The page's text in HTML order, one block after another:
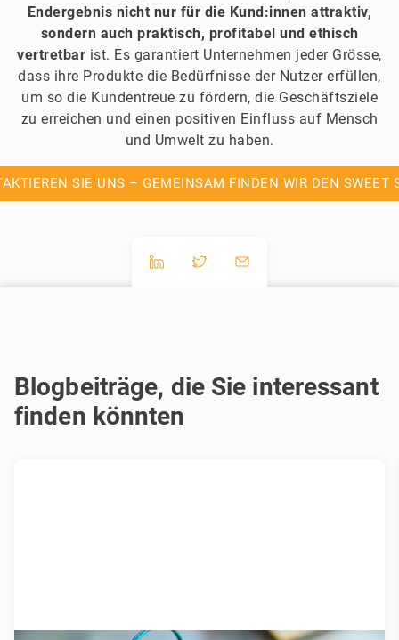
Endergebnis nicht nur für die Kund:innen attraktiv,
sondern auch praktisch, profitabel und ethisch
vertretbar ist. Es garantiert Unternehmen jeder Grösse,
dass ihre Produkte die Bedürfnisse der Nutzer erfüllen,
um so die Kundentreue zu fördern, die Geschäftsziele
zu erreichen und einen positiven Einfluss auf Mensch
und Umwelt zu haben.
SIE UNS – GEMEINSAM FINDEN WIR DEN SWEET
Blogbeiträge, die Sie interessant
finden könnten